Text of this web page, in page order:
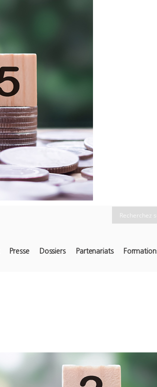
Presse Dossiers Partenariats